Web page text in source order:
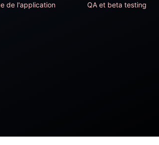
de l'application QA et beta testing